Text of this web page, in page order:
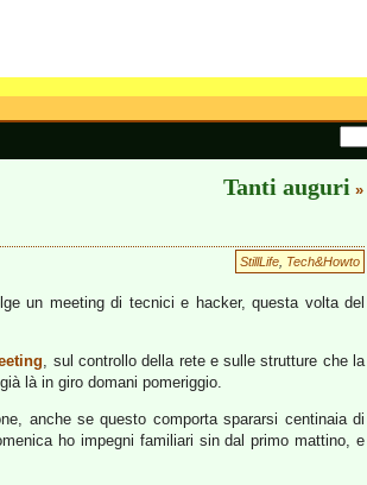
Tanti auguri »
StillLife Tech&Howto
un meeting di tecnici e hacker, questa volta del
, sul controllo della rete e sulle strutture che la
là in giro domani pomeriggio.
anche se questo comporta spararsi centinaia di
ho impegni familiari sin dal primo mattino, e